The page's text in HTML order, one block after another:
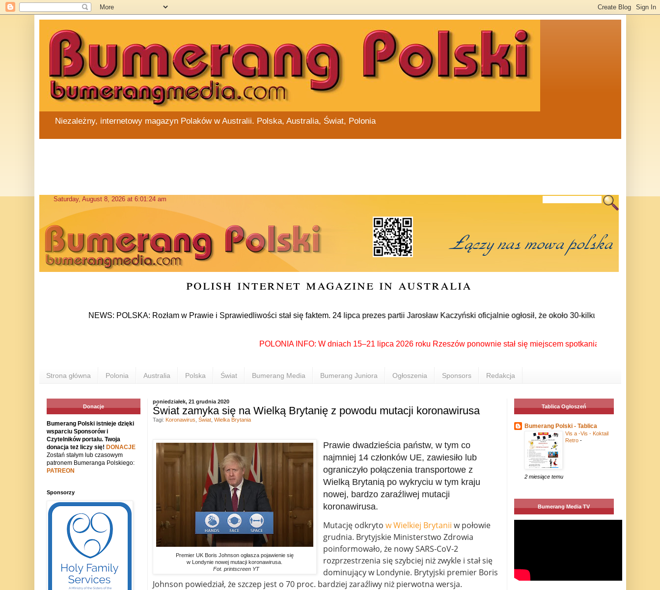
Niezależny, internetowy magazyn Polaków w Australii. Polska, Australia, Świat, Polonia
polish internet magazine in australia
NEWS: POLSKA: Rozłam w Prawie i Sprawiedliwości stał się faktem. 24 lipca prezes partii Jarosław Kaczyński oficjalnie ogłosił, że około 30-kilku posłów
POLONIA INFO: W dniach 15–21 lipca 2026 roku Rzeszów ponownie stał się miejscem spotkania Polonii z
Strona główna Polonia Australia Polska Świat Bumerang Media Bumerang Juniora Ogłoszenia Sponsors Redakcja
poniedziałek, 21 grudnia 2020
Świat zamyka się na Wielką Brytanię z powodu mutacji koronawirusa
Premier UK Boris Johnson ogłasza pojawienie się
w Londynie nowej mutacji koronawirusa.
Fot. printscreen YT
Prawie dwadzieścia państw, w tym co
najmniej 14 członków UE, zawiesiło lub
ograniczyło połączenia transportowe z
Wielką Brytanią po wykryciu w tym kraju
nowej, bardzo zaraźliwej mutacji
koronawirusa.
Mutację odkryto w Wielkiej Brytanii w połowie
grudnia. Brytyjskie Ministerstwo Zdrowia
poinformowało, że nowy SARS-CoV-2
rozprzestrzenia się szybciej niż zwykle i stał się
dominujący w Londynie. Brytyjski premier Boris
Johnson powiedział, że szczep jest o 70 proc. bardziej zaraźliwy niż pierwotna wersja.
Tagi: Koronawirus Świat, Wielka Brytania
Donacje
Bumerang Polski istnieje dzięki
wsparciu Sponsorów i
Czytelników portalu. Twoja
donacja też liczy się! DONACJE
Zostań stałym lub czasowym
patronem Bumeranga Polskiego:
PATREON
Sponsorzy
Tablica Ogłoszeń
Bumerang Polski - Tablica
Vis a -Vis - Koktail
Retro -
2 miesiące temu
Bumerang Media TV